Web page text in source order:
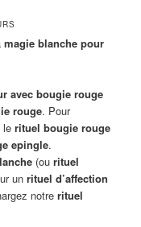
magie blanche pour
avec bougie rouge
rouge. Pour
le rituel bougie rouge
epingle.
(ou rituel
un rituel d’affection
notre rituel